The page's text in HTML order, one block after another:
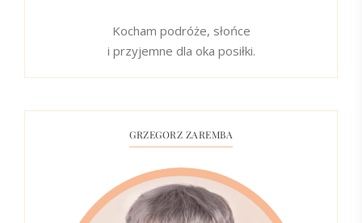
Kocham podróże, słońce
i przyjemne dla oka posiłki.
GRZEGORZ ZAREMBA